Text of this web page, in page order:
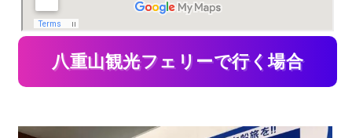
行き方①
八重山観光フェリーで行く場合